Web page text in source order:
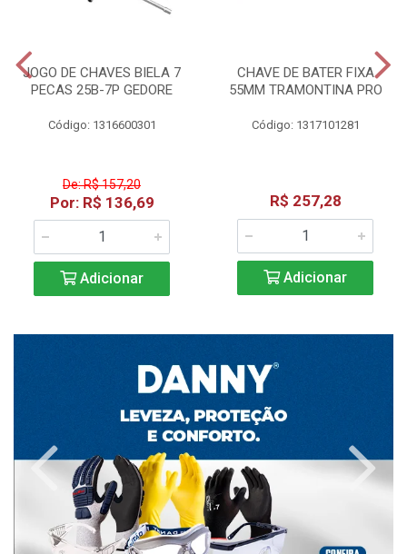
JOGO DE CHAVES BIELA 7
PECAS 25B-7P GEDORE
Código: 1316600301
De: R$ 157,20
Por: R$ 136,69
Adicionar
CHAVE DE BATER FIXA
55MM TRAMONTINA PRO
Código: 1317101281
R$ 257,28
Adicionar